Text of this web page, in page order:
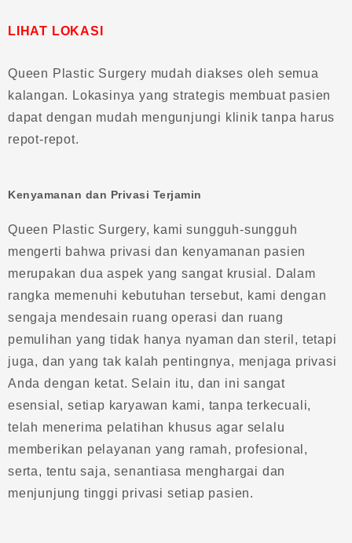
LIHAT LOKASI
Queen Plastic Surgery mudah diakses oleh semua
kalangan. Lokasinya yang strategis membuat pasien
dapat dengan mudah mengunjungi klinik tanpa harus
repot-repot.
Kenyamanan dan Privasi Terjamin
Queen Plastic Surgery, kami sungguh-sungguh
mengerti bahwa privasi dan kenyamanan pasien
merupakan dua aspek yang sangat krusial. Dalam
rangka memenuhi kebutuhan tersebut, kami dengan
sengaja mendesain ruang operasi dan ruang
pemulihan yang tidak hanya nyaman dan steril, tetapi
juga, dan yang tak kalah pentingnya, menjaga privasi
Anda dengan ketat. Selain itu, dan ini sangat
esensial, setiap karyawan kami, tanpa terkecuali,
telah menerima pelatihan khusus agar selalu
memberikan pelayanan yang ramah, profesional,
serta, tentu saja, senantiasa menghargai dan
menjunjung tinggi privasi setiap pasien.